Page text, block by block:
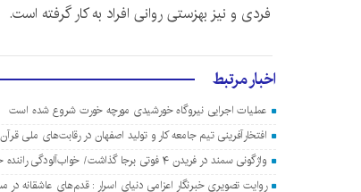
فردی و نیز بهزستی روانی افراد به کار گرفته است.
اخبار مرتبط
عملیات اجرایی نیروگاه خورشیدی مورچه خورت شروع شده است
افتخارآفرینی تیم جامعه کار و تولید اصفهان در رقابت‌های ملی
واژگونی سمند در فریدن ۴ فوتی برجا گذاشت/ خواب‌آلودگی راننده حادثه‌ساز شد
روایت تصویری خبرنگار اعزامی دنیای اسرار : قدم‌های عاشقانه در